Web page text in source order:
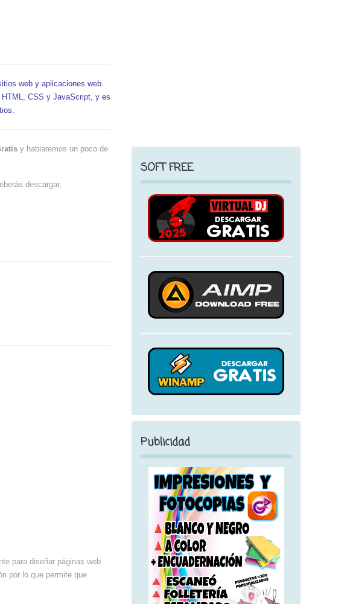
web y aplicaciones web.
CSS y JavaScript, y es
y hablaremos un poco de
descargar,
para diseñar páginas web
por lo que permite que
SOFT FREE
Publicidad